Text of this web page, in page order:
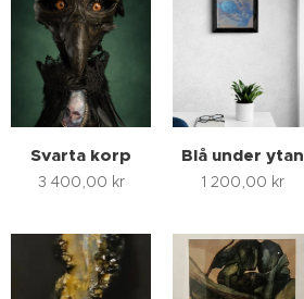
Svarta korp
3 400,00 kr
Blå under ytan
1 200,00 kr